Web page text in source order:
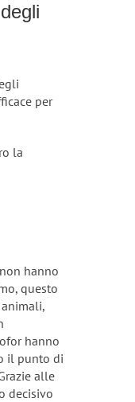
per
la
hanno
questo
hanno
il punto di
alle
decisivo